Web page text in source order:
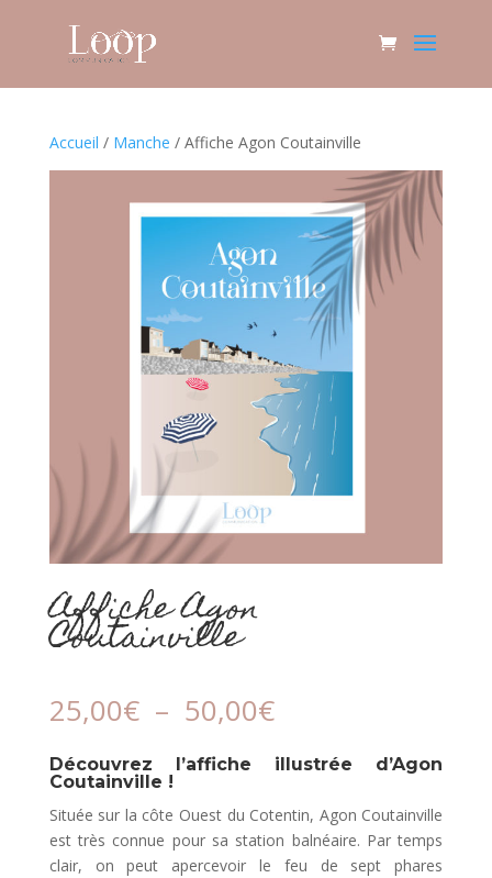
Accueil / Manche / Affiche Agon Coutainville
Affiche Agon
Coutainville
25,00€ – 50,00€Plage
de
prix :
à
50,00€
Découvrez l’affiche illustrée d’Agon
Coutainville !
Située sur la côte Ouest du Cotentin, Agon Coutainville
est très connue pour sa station balnéaire. Par temps
clair, on peut apercevoir le feu de sept phares